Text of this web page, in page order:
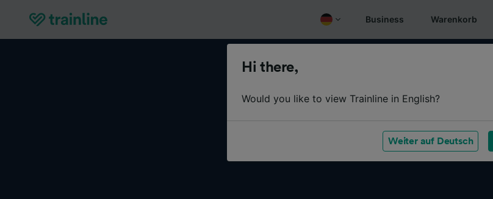
Business Warenkorb
Hi there,
Would you like to view Trainline in English?
Weiter auf Deutsch